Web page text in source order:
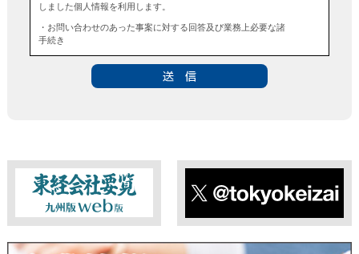
しました個人情報を利用します。
・お問い合わせのあった事案に対する回答及び業務上必要な諸
手続き
■個人情報の第三者提供について
■ 個人情報提供の任意性及び留意点
個人情報のご提供は任意ですが、必要な個人情報をご提供いた
だけなかった場合は、上記利用目的を達成できない場合があり
ますのでご了承ください。
東経会社要覧web版 X